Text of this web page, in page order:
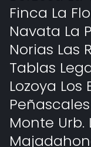
Finca La
Navata La
Norias Las
Tablas
Lozoya Los
Monte Urb.